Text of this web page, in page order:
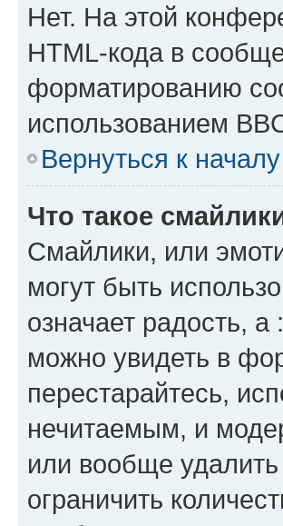
Нет. На этой
HTML-кода в
форматированию
использованием
Вернуться к началу
Что такое
Смайлики, или
могут быть
означает радость,
можно увидеть в
перестарайтесь,
нечитаемым, и
или вообще
ограничить